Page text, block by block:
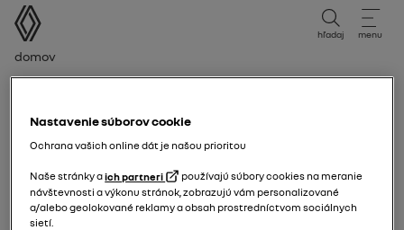
používateľská príručka
hľadaj menu
Navigačný reťazec
Domov
svoje vozidlo môžete vyhľadávať podľa evidenčného
čísla pre nasledujúce krajiny:
• Francúzsko
• Spojené kráľovstvo
Nastavenie súborov cookie
Ochrana vašich online dát je našou prioritou
Naše stránky aich partneri
používajú súbory cookies na meranie
návštevnosti a výkonu stránok, zobrazujú vám personalizované
a/alebo geolokované reklamy a obsah prostredníctvom sociálnych
sietí.